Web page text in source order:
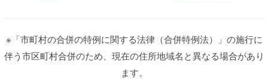
※「市町村の合併の特例に関する法律（合併特例法）」の施行に
伴う市区町村合併のため、現在の住所地域名と異なる場合があり
ます。